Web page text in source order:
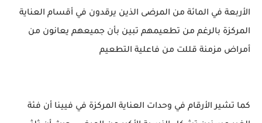
الأربعة في المائة من المرضى الذين يرقدون في أقسام العناية
المركزة بالرغم من تطعيمهم تبين بأن جميعهم يعانون من
أمراض مزمنة قللت من فاعلية التطعيم
كما تشير الأرقام في وحدات العناية المركزة في فيينا أن فئة